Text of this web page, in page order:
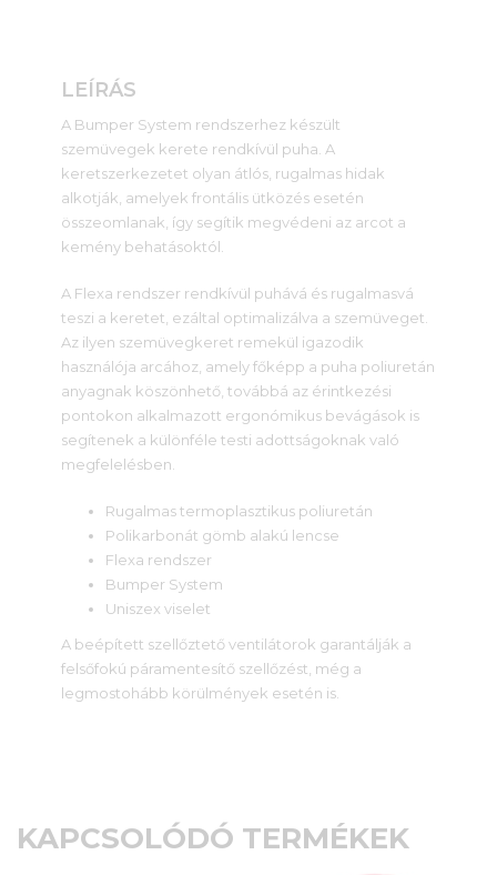
LEÍRÁS
A Bumper System rendszerhez készült
szemüvegek kerete rendkívül puha. A
keretszerkezetet olyan átlós, rugalmas hidak
alkotják, amelyek frontális ütközés esetén
összeomlanak, így segítik megvédeni az arcot a
kemény behatásoktól.
A Flexa rendszer rendkívül puhává és rugalmasvá
teszi a keretet, ezáltal optimalizálva a szemüveget.
Az ilyen szemüvegkeret remekül igazodik
használója arcához, amely főképp a puha poliuretán
anyagnak köszönhető, továbbá az érintkezési
pontokon alkalmazott ergonómikus bevágások is
segítenek a különféle testi adottságoknak való
megfelelésben.
Rugalmas termoplasztikus poliuretán
Polikarbonát gömb alakú lencse
Flexa rendszer
Bumper System
Uniszex viselet
A beépített szellőztető ventilátorok garantálják a
felsőfokú páramentesítő szellőzést, még a
legmostohább körülmények esetén is.
KAPCSOLÓDÓ TERMÉKEK